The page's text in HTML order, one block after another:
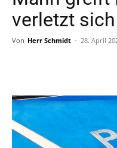
verletzt
Von Herr Schmidt - 28. April